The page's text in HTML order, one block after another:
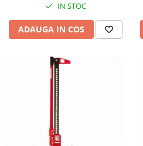
Trusa imbus hex,torx,ribe,M-uri
Tubulare speciale
IN STOC
ADAUGA IN COS